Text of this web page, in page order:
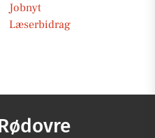
Jobnyt
Læserbidrag